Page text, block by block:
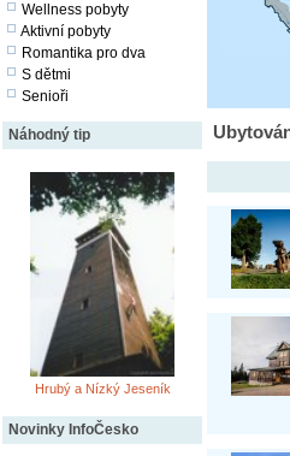
Wellness pobyty
Aktivní pobyty
Romantika pro dva
S dětmi
Senioři
Náhodný tip
Hrubý a Nízký Jeseník
Novinky InfoČesko